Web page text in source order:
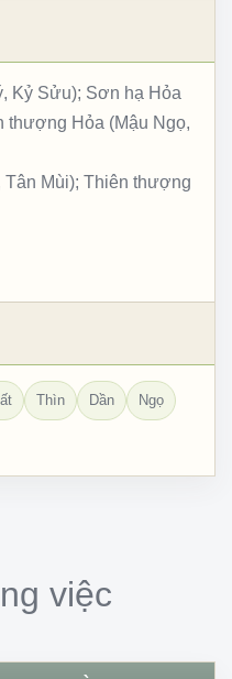
Kỷ Sửu); Sơn hạ Hỏa
thượng Hỏa (Mậu Ngọ,
Tân Mùi); Thiên thượng
Thìn Dần Ngọ
việc